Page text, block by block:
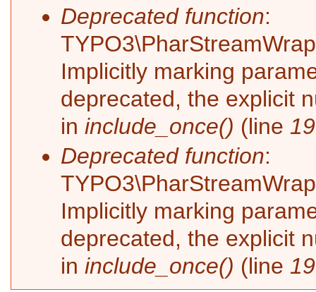
Deprecated function:
Implicitly marking
deprecated, the explicit
ininclude_once() (line 19
Deprecated function:
Implicitly marking
deprecated, the explicit
ininclude_once() (line 19